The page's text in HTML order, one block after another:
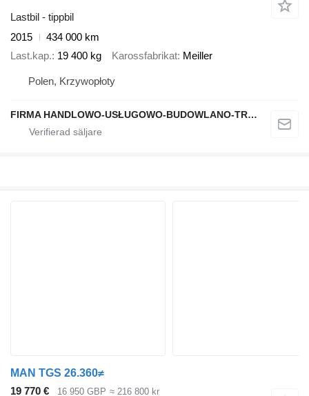
Lastbil - tippbil
2015
434 000 km
Last.kap. 19 400 kg Karossfabrikat Meiller
Polen, Krzywopłoty
FIRMA HANDLOWO-USŁUGOWO-BUDOWLANO-TRANSPORTOWA PAWEŁ MSTOWSKI
MAN TGS 26.360≠
19 770 €
16 950 GBP ≈ 216 800 kr